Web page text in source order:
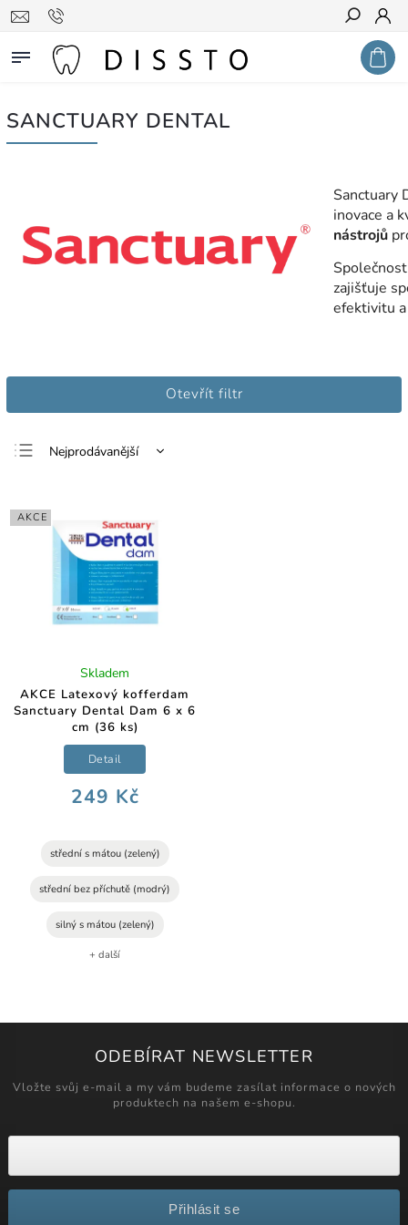
Hledat
SANCTUARY DENTAL
Sanctuary
inovace a
nástrojů
zajišťuje
efektivitu
Otevřít filtr
Nejprodávanější
Nejdražší
Abecedně
AKCE
AKCE Latexový kofferdam
Sanctuary Dental Dam 6 x 6
cm (36 ks)
Skladem
249 Kč
Detail
střední s mátou (zelený)
střední bez příchutě (modrý)
silný s mátou (zelený)
+ další
ODEBÍRAT NEWSLETTER
Vložte svůj e-mail a my vám budeme zasílat informace o nových
produktech na našem e-shopu.
Přihlásit se